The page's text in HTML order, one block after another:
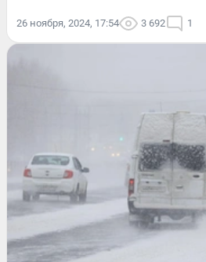
26 ноября, 2024, 17:54 3 692 1